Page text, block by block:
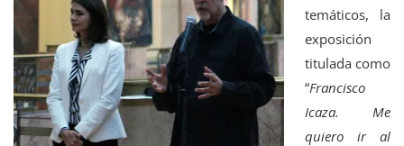
temáticos, la
exposición
titulada como
“Francisco
Icaza. Me
quiero ir al